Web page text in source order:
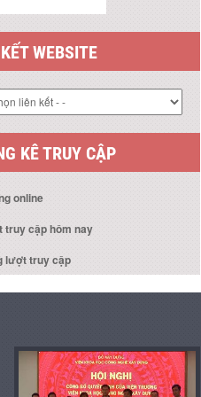
WEBSITE
KÊ TRUY CẬP
online
truy cập hôm nay
lượt truy cập